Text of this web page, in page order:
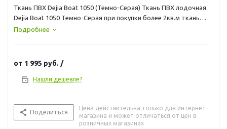
Ткань ПВХ Dejia Boat 1050 (Темно-Серая) Ткань ПВХ лодочная
Dejia Boat 1050 Темно-Серая при покупки более 2кв.м ткань
нарезается кратно погонному метру к примеру 3 кв.м = куску
Подробнее
от 1 995 руб. /
Нашли дешевле?
Поделиться
Цена действительна только для интернет-
магазина и может отличаться от цен в
розничных магазинах